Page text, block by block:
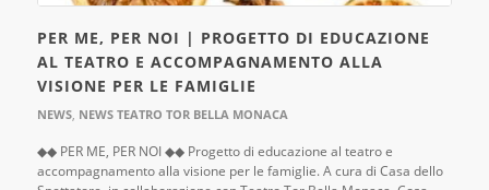
PER ME, PER NOI | PROGETTO DI EDUCAZIONE
AL TEATRO E ACCOMPAGNAMENTO ALLA
VISIONE PER LE FAMIGLIE
NEWS, NEWS TEATRO TOR BELLA MONACA
◆◆ PER ME, PER NOI ◆◆ Progetto di educazione al teatro e
accompagnamento alla visione per le famiglie. A cura di Casa dello